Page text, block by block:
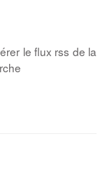
le flux rss de la